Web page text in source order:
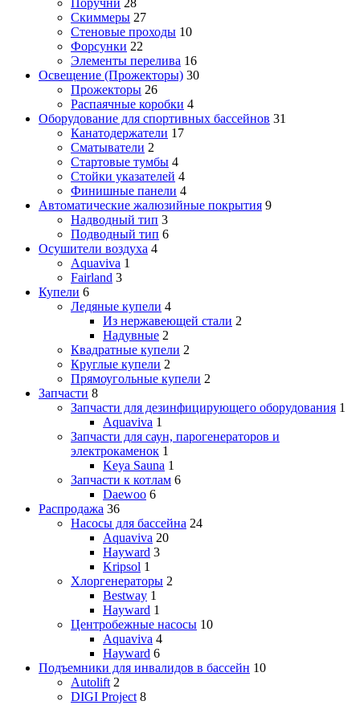
Поручни 28
Скиммеры 27
Стеновые проходы 10
Форсунки 22
Элементы перелива 16
Освещение (Прожекторы) 30
Прожекторы 26
Распаячные коробки 4
Оборудование для спортивных бассейнов 31
Канатодержатели 17
Сматыватели 2
Стартовые тумбы 4
Стойки указателей 4
Финишные панели 4
Автоматические жалюзийные покрытия 9
Надводный тип 3
Подводный тип 6
Осушители воздуха 4
Aquaviva 1
Fairland 3
Купели 6
Ледяные купели 4
Из нержавеющей стали 2
Надувные 2
Квадратные купели 2
Круглые купели 2
Прямоугольные купели 2
Запчасти 8
Запчасти для дезинфицирующего оборудования 1
Aquaviva 1
Запчасти для саун, парогенераторов и
электрокаменок 1
Keya Sauna 1
Запчасти к котлам 6
Daewoo 6
Распродажа 36
Насосы для бассейна 24
Aquaviva 20
Hayward 3
Kripsol 1
Хлоргенераторы 2
Bestway 1
Hayward 1
Центробежные насосы 10
Aquaviva 4
Hayward 6
Подъемники для инвалидов в бассейн 10
Autolift 2
DIGI Project 8